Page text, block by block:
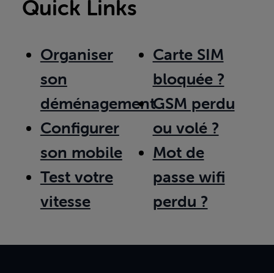
Quick Links
Organiser
son
déménagement
Configurer
son mobile
Test votre
vitesse
Carte SIM
bloquée ?
GSM perdu
ou volé ?
Mot de
passe wifi
perdu ?